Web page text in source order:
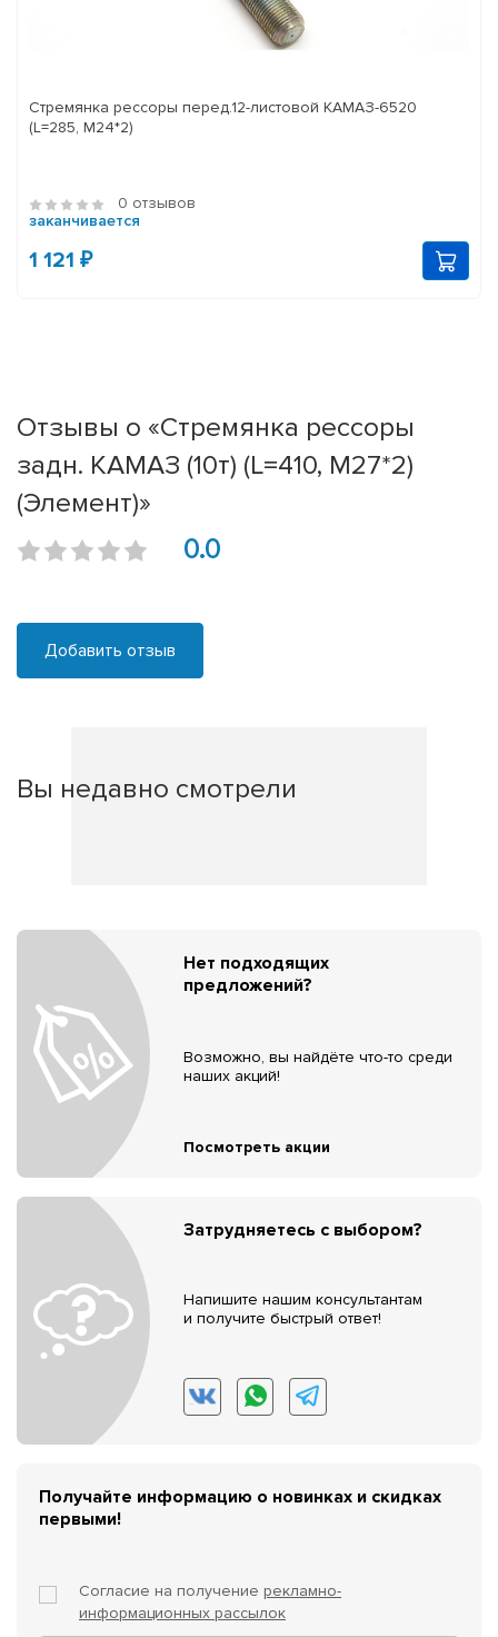
Стремянка рессоры перед.12-листовой КАМАЗ-6520
(L=285, М24*2)
0 отзывов
заканчивается
1 121 ₽
Отзывы о «Стремянка рессоры
задн. КАМАЗ (10т) (L=410, М27*2)
(Элемент)»
0.0
Добавить отзыв
Вы недавно смотрели
Нет подходящих
предложений?
Возможно, вы найдёте что-то среди
наших акций!
Посмотреть акции
Затрудняетесь с выбором?
Напишите нашим консультантам
и получите быстрый ответ!
Получайте информацию о новинках и скидках
первыми!
Согласие на получение рекламно-
информационных рассылок